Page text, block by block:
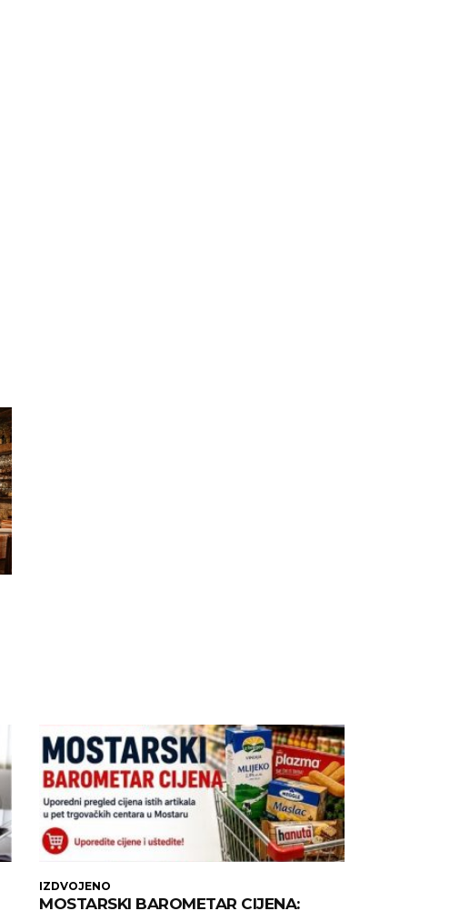
IZDVOJENO
MOSTARSKI BAROMETAR CIJENA: